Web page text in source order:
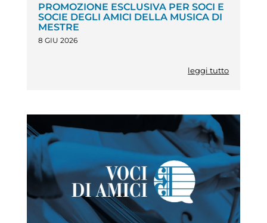
PROMOZIONE ESCLUSIVA PER SOCI E
SOCIE DEGLI AMICI DELLA MUSICA DI
MESTRE
8 GIU 2026
leggi tutto